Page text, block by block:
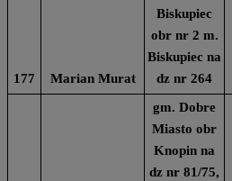
177 Marian Murat
Biskupiec
obr nr 2 m.
Biskupiec na
dz nr 264
gm. Dobre
Miasto obr
Knopin na
dz nr 81/75,